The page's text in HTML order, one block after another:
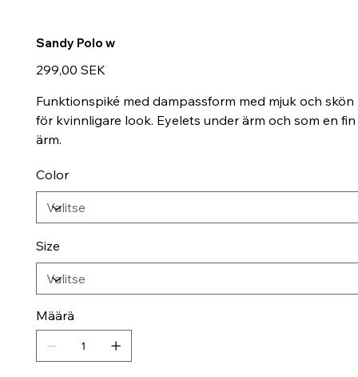
Sandy Polo w
Hinta
299,00 SEK
Funktionspiké med dampassform med mjuk och
för kvinnligare look. Eyelets under ärm och som en
ärm.
Color
Size
Määrä